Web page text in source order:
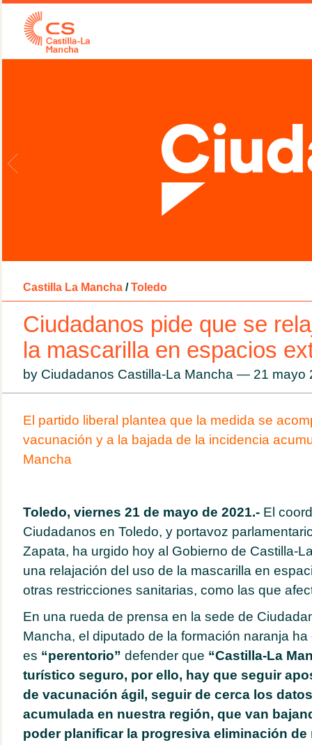
Castilla La Mancha / Toledo
Ciudadanos pide que se
la mascarilla en espacios
by Ciudadanos Castilla-La Mancha — 21 mayo
El partido liberal plantea que la medida se
vacunación y a la bajada de la incidencia
Mancha
Toledo, viernes 21 de mayo de 2021.-El
Ciudadanos en Toledo, y portavoz
Zapata, ha urgido hoy al Gobierno de Castilla-
una relajación del uso de la mascarilla en
otras restricciones sanitarias, como las que
En una rueda de prensa en la sede de
Mancha, el diputado de la formación naranja
es “perentorio” defender que “Castilla-La
turístico seguro, por ello, hay que seguir
de vacunación ágil, seguir de cerca los
acumulada en nuestra región, que van
poder planificar la progresiva eliminación de